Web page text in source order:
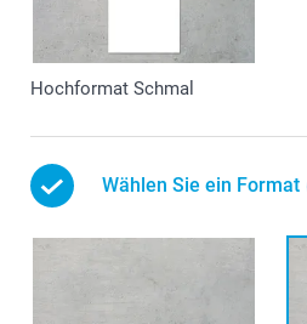
Hochformat Schmal
Wählen Sie ein Format